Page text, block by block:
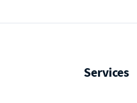
Services